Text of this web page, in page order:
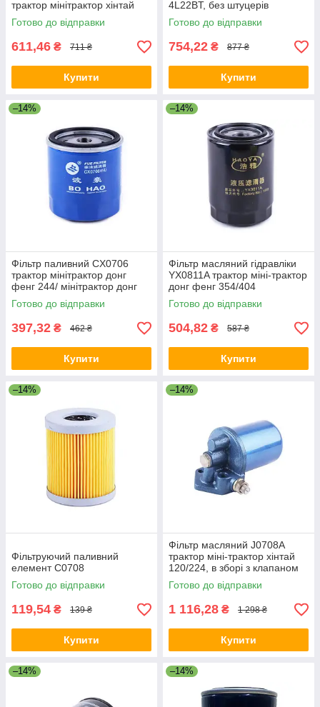
трактор мінітрактор хінтай
120/224 , зі штуцерами
Готово до відправки
611,46 ₴ 711 ₴
Купити
4L22BT, без штуцерів
Готово до відправки
754,22 ₴ 877 ₴
Купити
–14%
Фільтр паливний CX0706
трактор мінітрактор донг
фенг 244/ мінітрактор донг
фотон 244/ ДТЗ 244
Готово до відправки
397,32 ₴ 462 ₴
Купити
–14%
Фільтр масляний гідравліки
YX0811A трактор міні-трактор
донг фенг 354/404
Готово до відправки
504,82 ₴ 587 ₴
Купити
–14%
Фільтруючий паливний
елемент С0708
Готово до відправки
119,54 ₴ 139 ₴
Купити
–14%
Фільтр масляний J0708A
трактор міні-трактор хінтай
120/224, в зборі з клапаном
Готово до відправки
1 116,28 ₴ 1 298 ₴
Купити
–14% –14%